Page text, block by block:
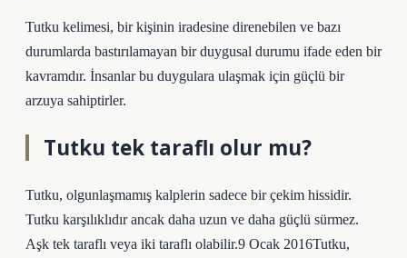
Tutku kelimesi, bir kişinin iradesine direnebilen ve bazı
durumlarda bastırılamayan bir duygusal durumu ifade eden bir
kavramdır. İnsanlar bu duygulara ulaşmak için güçlü bir
arzuya sahiptirler.
Tutku tek taraflı olur mu?
Tutku, olgunlaşmamış kalplerin sadece bir çekim hissidir.
Tutku karşılıklıdır ancak daha uzun ve daha güçlü sürmez.
Aşk tek taraflı veya iki taraflı olabilir.9 Ocak 2016Tutku,